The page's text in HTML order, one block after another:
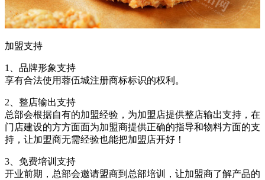
加盟支持
1、品牌形象支持
享有合法使用蓉伍城注册商标标识的权利。
2、整店输出支持
总部会根据自有的加盟经验，为加盟店提供整店输出支持，在
门店建设的方方面面为加盟商提供正确的指导和物料方面的支
持，让加盟商无需经验也能把加盟店开好！
3、免费培训支持
开业前期，总部会邀请盟商到总部培训，让加盟商了解产品的